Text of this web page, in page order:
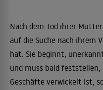
Nach dem Tod ihrer
auf die Suche nach ihrem
hat. Sie beginnt,
und muss bald
Geschäfte verwickelt ist,